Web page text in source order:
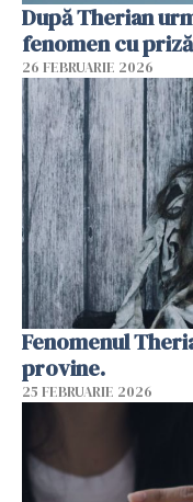
După Therian
fenomen cu
26 FEBRUARIE 2026
Fenomenul
provine.
25 FEBRUARIE 2026